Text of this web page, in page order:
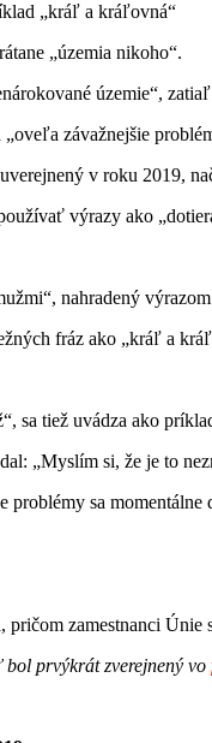
„kráľ a kráľovná“
„územia nikoho“.
územie“,
závažnejšie
v roku 2019,
výrazy ako
nahradený
fráz ako „kráľ a
sa tiež uvádza ako
„Myslím si, že je to
sa momentálne
zamestnanci
prvýkrát zverejnený vo